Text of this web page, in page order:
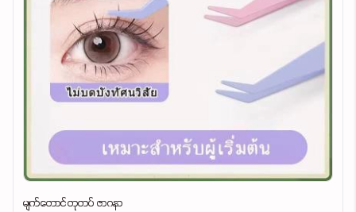
မျက်တောင်တုတပ် ဇာဂနာ